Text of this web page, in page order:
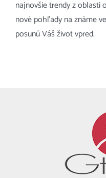
najnovšie trendy z oblasti
nové pohľady na známe
posunú Váš život vpred.